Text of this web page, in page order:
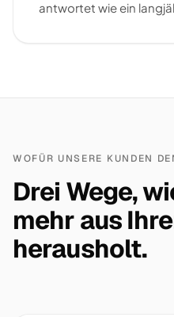
antwortet wie ein
WOFÜR UNSERE KUNDEN
Drei Wege,
mehr aus
herausholt.